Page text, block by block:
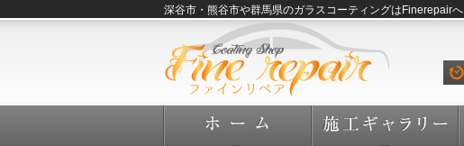
深谷市・熊谷市や群馬県のガラスコーティングはFinerepairへ